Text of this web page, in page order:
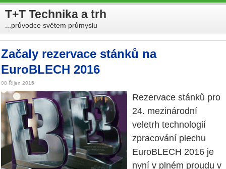
T+T Technika a trh
...průvodce světem průmyslu
Začaly rezervace stánků na
EuroBLECH 2016
08 Říjen 2015
Rezervace stánků pro
24. mezinárodní
veletrh technologií
zpracování plechu
EuroBLECH 2016 je
nyní v plném proudu v